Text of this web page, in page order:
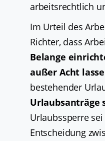
arbeitsrechtlich
Im Urteil des
Richter, dass
Belange
außer Acht
bestehender
Urlaubsanträge
Urlaubssperre
Entscheidung